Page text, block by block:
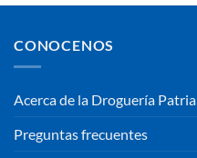
CONOCENOS
Acerca de la Droguería Patria
Preguntas frecuentes